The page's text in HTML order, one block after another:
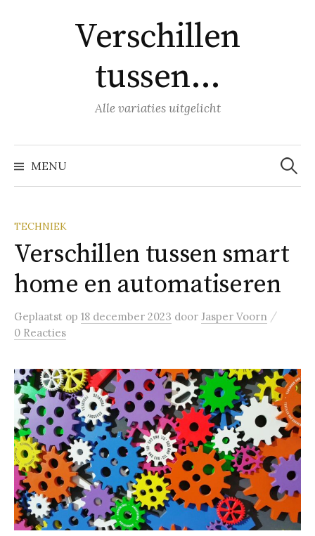
Verschillen
tussen…
Alle variaties uitgelicht
MENU
Zoeken
naar:
TECHNIEK
Verschillen tussen smart
home en automatiseren
Geplaatst op 18 december 2023 door Jasper Voorn /
0 Reacties